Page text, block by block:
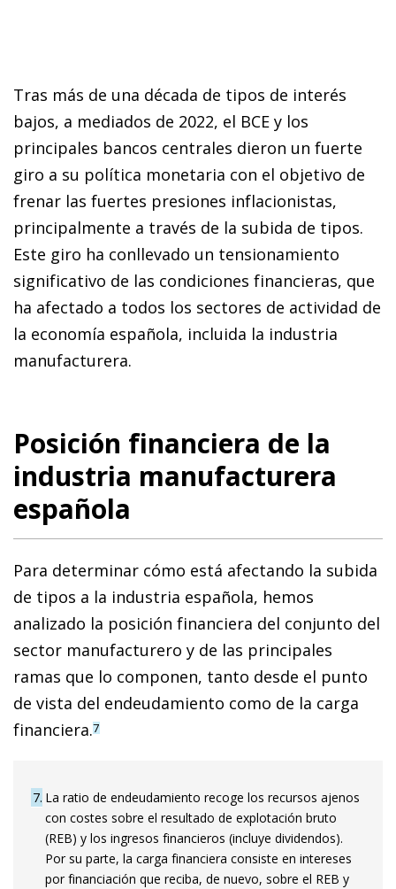
Tras más de una década de tipos de interés
bajos, a mediados de 2022, el BCE y los
principales bancos centrales dieron un fuerte
giro a su política monetaria con el objetivo de
frenar las fuertes presiones inflacionistas,
principalmente a través de la subida de tipos.
Este giro ha conllevado un tensionamiento
significativo de las condiciones financieras, que
ha afectado a todos los sectores de actividad de
la economía española, incluida la industria
manufacturera.
Posición financiera de la
industria manufacturera
española
Para determinar cómo está afectando la subida
de tipos a la industria española, hemos
analizado la posición financiera del conjunto del
sector manufacturero y de las principales
ramas que lo componen, tanto desde el punto
de vista del endeudamiento como de la carga
financiera.7
7 La ratio de endeudamiento recoge los recursos ajenos
con costes sobre el resultado de explotación bruto
(REB) y los ingresos financieros (incluye dividendos).
Por su parte, la carga financiera consiste en intereses
por financiación que reciba, de nuevo, sobre el REB y